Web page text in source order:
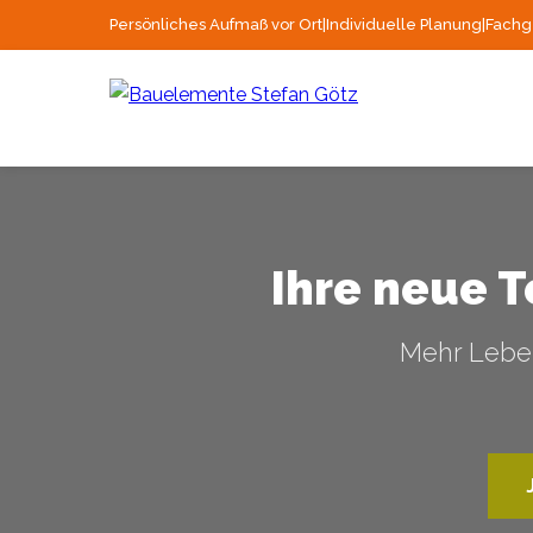
Persönliches Aufmaß vor Ort Individuelle Planung
Ihre neue
Mehr